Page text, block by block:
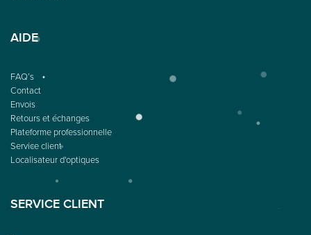
AIDE
FAQ’s
Contact
Envois
Retours et échanges
Plateforme professionnelle
Service client
Localisateur d'optiques
SERVICE CLIENT